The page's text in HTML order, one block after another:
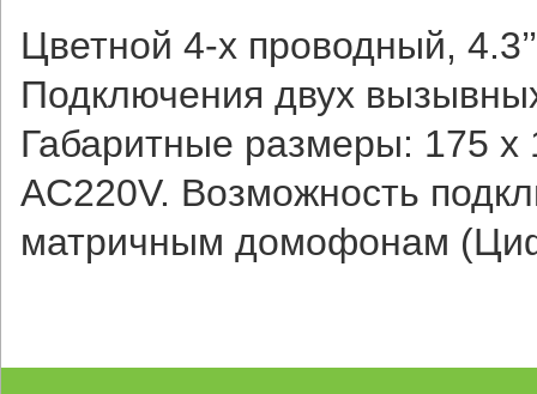
Цветной 4-x проводный,
Подключения двух
Габаритные размеры: 175
AC220V. Возможность
матричным домофонам